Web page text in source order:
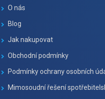
O nás
Blog
Jak nakupovat
Obchodní podmínky
Podmínky ochrany osobních
Mimosoudní řešení